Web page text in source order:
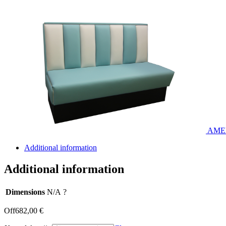
Additional information
Additional information
Dimensions N/A ?
Off682,00 €